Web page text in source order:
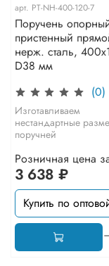
арт. PT-NH-400-120-7
Поручень
пристенный
нерж. сталь,
D38 мм
(0)
Изготавливаем
нестандартные
поручней
Розничная цена
3 638 ₽
Купить по